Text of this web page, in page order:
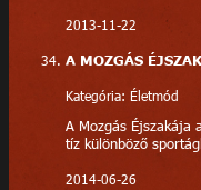
2013-11-22
A MOZGÁS
Kategória: Életmód
A Mozgás Éjszakája
tíz különböző
2014-06-26